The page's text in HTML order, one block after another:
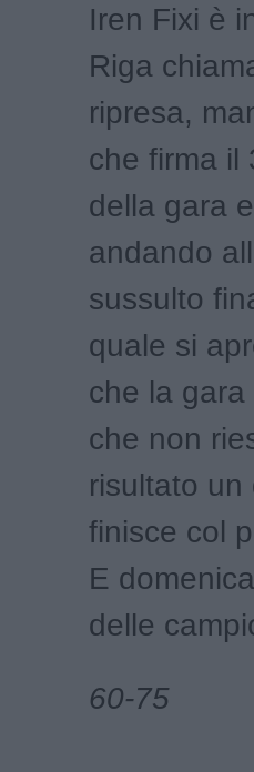
Iren Fixi è
Riga
ripresa,
che firma il
della gara
andando
sussulto
quale si
che la
che non
risultato un
finisce col
E
delle
60-75